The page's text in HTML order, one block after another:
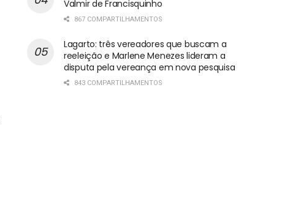
Valmir de Francisquinho
867 COMPARTILHAMENTOS
Lagarto: três vereadores que buscam a
reeleição e Marlene Menezes lideram a
disputa pela vereança em nova pesquisa
843 COMPARTILHAMENTOS